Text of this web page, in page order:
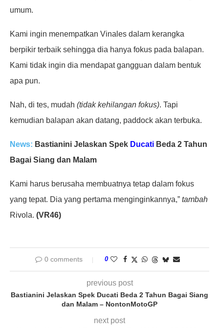
umum.
Kami ingin menempatkan Vinales dalam kerangka
berpikir terbaik sehingga dia hanya fokus pada balapan.
Kami tidak ingin dia mendapat gangguan dalam bentuk
apa pun.
Nah, di tes, mudah (tidak kehilangan fokus). Tapi
kemudian balapan akan datang, paddock akan terbuka.
News: Bastianini Jelaskan Spek Ducati Beda 2 Tahun
Bagai Siang dan Malam
Kami harus berusaha membuatnya tetap dalam fokus
yang tepat. Dia yang pertama menginginkannya,” tambah
Rivola. (VR46)
0 comments 0
previous post
Bastianini Jelaskan Spek Ducati Beda 2 Tahun Bagai Siang
dan Malam – NontonMotoGP
next post